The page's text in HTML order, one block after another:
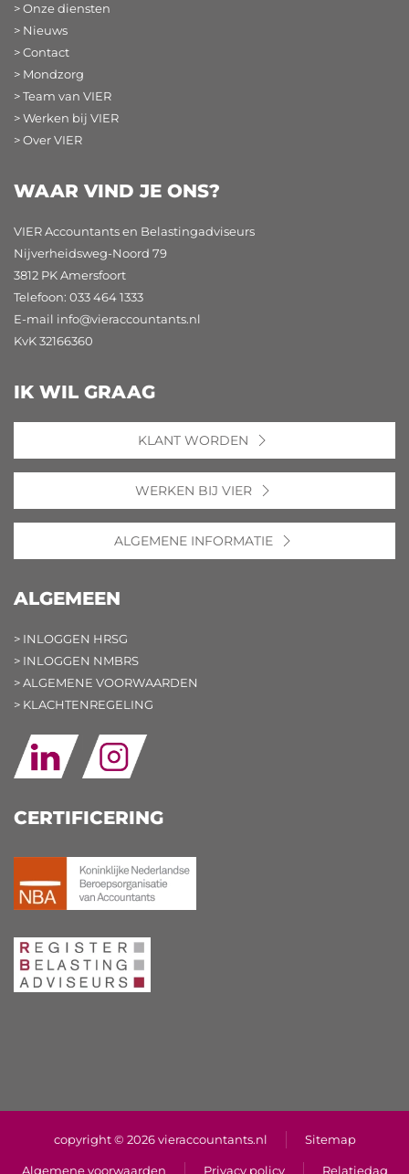
> Onze diensten
> Nieuws
> Contact
> Mondzorg
> Team van VIER
> Werken bij VIER
> Over VIER
WAAR VIND JE ONS?
VIER Accountants en Belastingadviseurs
Nijverheidsweg-Noord 79
3812 PK Amersfoort
Telefoon: 033 464 1333
E-mail info@vieraccountants.nl
KvK 32166360
IK WIL GRAAG
KLANT WORDEN
WERKEN BIJ VIER
ALGEMENE INFORMATIE
ALGEMEEN
> INLOGGEN HRSG
> INLOGGEN NMBRS
> ALGEMENE VOORWAARDEN
> KLACHTENREGELING
CERTIFICERING
copyright © 2026 vieraccountants.nl Sitemap
Algemene voorwaarden Privacy policy Relatiedag